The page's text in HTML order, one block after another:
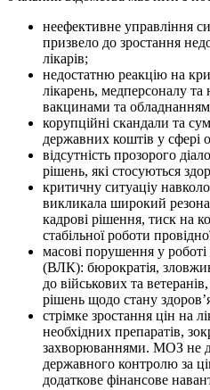
неефективне управління
призвело до зростання
лікарів;
недостатню реакцію на
лікарень, медперсоналу
вакцинами та
корупційні скандали та
державних коштів у сфері
відсутність прозорого
рішень, які стосуються
критичну ситуаціу
викликала широкий
кадрові рішення, тиск на
стабільної роботи
масові порушення у роботі
(ВЛК): бюрократія,
до військових та
рішень щодо стану
стрімке зростання цін на
необхідних препаратів,
захворюваннями. МОЗ не
державного контролю за
додаткове фінансове